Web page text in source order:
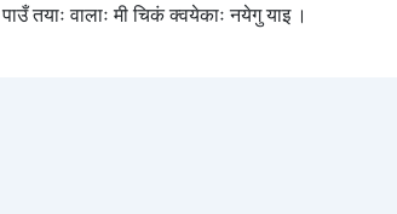
तयाः वालाः मी चिकं क्वयेकाः नयेगु याइ ।